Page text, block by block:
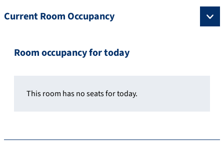
Current Room Occupancy
Room occupancy for today
This room has no seats for today.